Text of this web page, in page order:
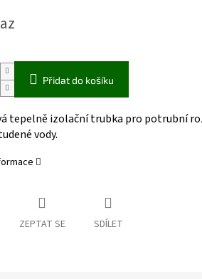
Přidat do košíku
tepelně izolační trubka pro potrubní
vody.
ZEPTAT SE SDÍLET